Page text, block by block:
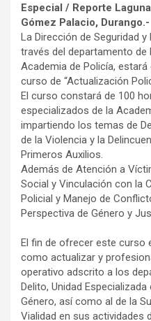
Especial / Reporte Laguna
Gómez Palacio, Durango.-
La Dirección de Seguridad
través del departamento de
Academia de Policía,
curso de “Actualización
El curso constará de 100
especializados de la
impartiendo los temas de
de la Violencia y la
Primeros Auxilios.
Además de Atención a
Social y Vinculación con la
Policial y Manejo de
Perspectiva de Género y
El fin de ofrecer este curso
como actualizar y
operativo adscrito a los
Delito, Unidad
Género, así como al de la
Vialidad en sus actividades